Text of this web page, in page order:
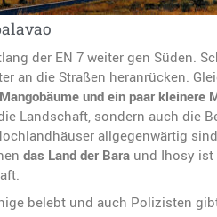
der EN 7 weiter gen Süden.
an die Straßen heranrücken.
und ein paar kleinere
Landschaft, sondern auch die
allgegenwärtig
das Land der Bara und Ihosy
belebt und auch Polizisten